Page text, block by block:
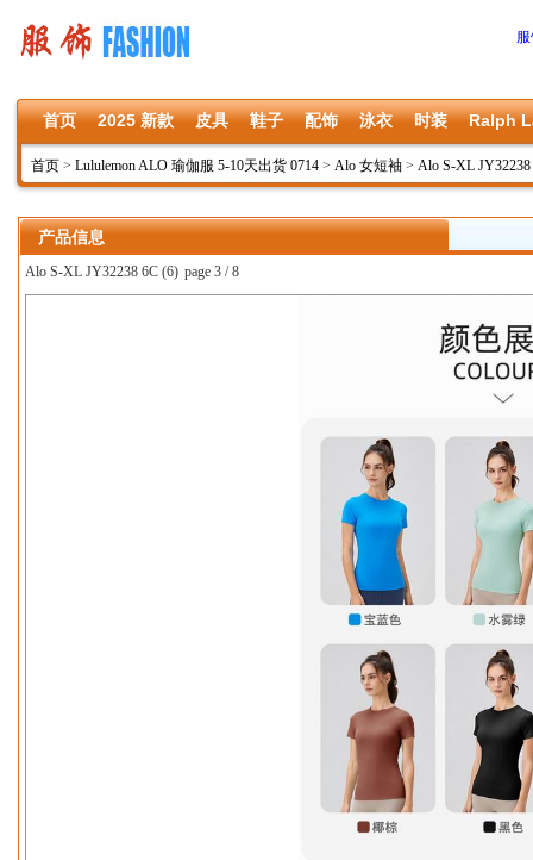
首页 2025 新款 皮具 鞋子 配饰 泳衣 时装 Ralph
首页 > Lululemon ALO 瑜伽服 5-10天出货 0714 > Alo 女短袖 > Alo S-XL JY32238
产品信息
Alo S-XL JY32238 6C (6) page 3 / 8